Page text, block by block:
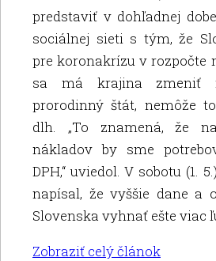
predstaviť v dohľadnej
sociálnej sieti s tým, že
pre koronakrízu v rozpočte
sa má krajina zmeniť
prorodinný štát, nemôže
dlh. „To znamená, že
nákladov by sme
DPH,“ uviedol. V sobotu (1.
napísal, že vyššie dane a
Slovenska vyhnať ešte viac
Zobraziť celý článok